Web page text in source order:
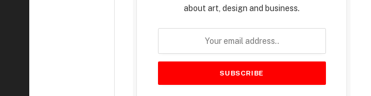
about art, design and business.